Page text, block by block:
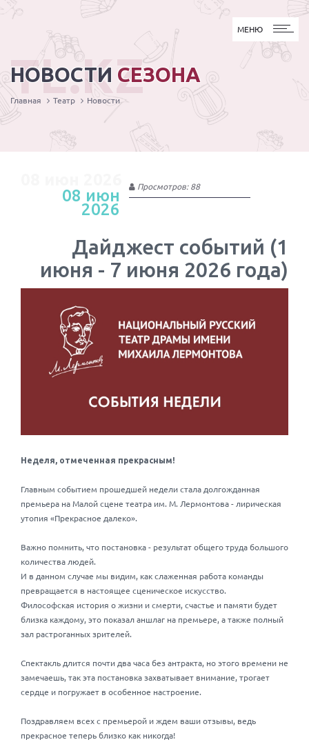
МЕНЮ
МЕНЮ
НОВОСТИ СЕЗОНА
TL.KZ
Главная Театр Новости
08 июн
2026
Просмотров: 88
Дайджест событий (1
июня - 7 июня 2026 года)
Неделя, отмеченная прекрасным!
Главным событием прошедшей недели стала долгожданная
премьера на Малой сцене театра им. М. Лермонтова - лирическая
утопия «Прекрасное далеко».
Важно помнить, что постановка - результат общего труда большого
количества людей.
И в данном случае мы видим, как слаженная работа команды
превращается в настоящее сценическое искусство.
Философская история о жизни и смерти, счастье и памяти будет
близка каждому, это показал аншлаг на премьере, а также полный
зал растроганных зрителей.
Спектакль длится почти два часа без антракта, но этого времени не
замечаешь, так эта постановка захватывает внимание, трогает
сердце и погружает в особенное настроение.
Поздравляем всех с премьерой и ждем ваши отзывы, ведь
прекрасное теперь близко как никогда!